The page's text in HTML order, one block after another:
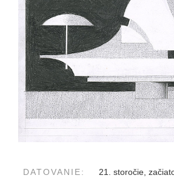
DATOVANIE: 21. storočie,